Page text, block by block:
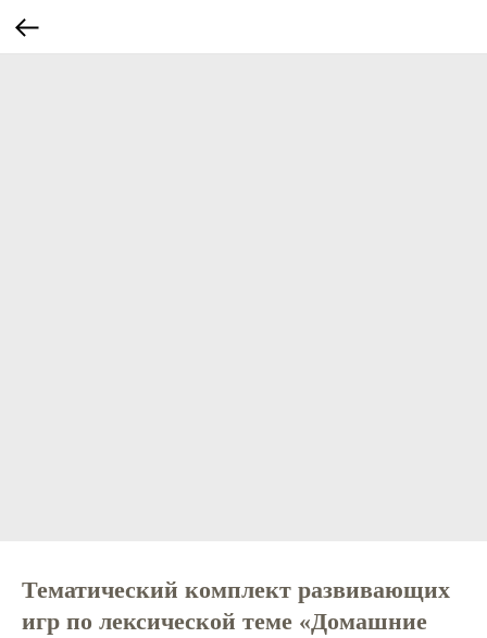
Тематический комплект развивающих
игр по лексической теме «Домашние